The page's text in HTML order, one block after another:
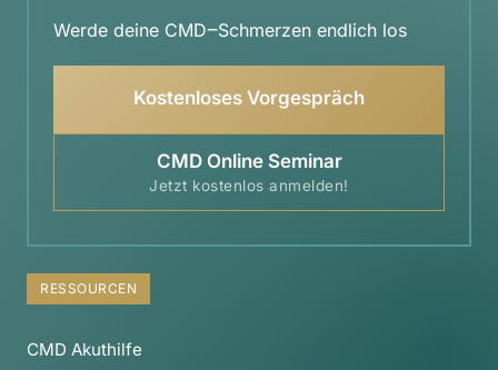
Werde deine CMD‒Schmerzen endlich los
Kostenloses Vorgespräch
CMD Online Seminar
Jetzt kostenlos anmelden!
RESSOURCEN
CMD Akuthilfe